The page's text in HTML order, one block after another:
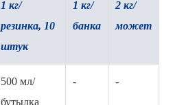
1 кг/
резинка, 10
штук
1 кг/
банка
2 кг/
может
500 мл/
бутылка
- -